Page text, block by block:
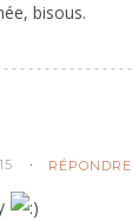
bisous.
RÉPONDRE